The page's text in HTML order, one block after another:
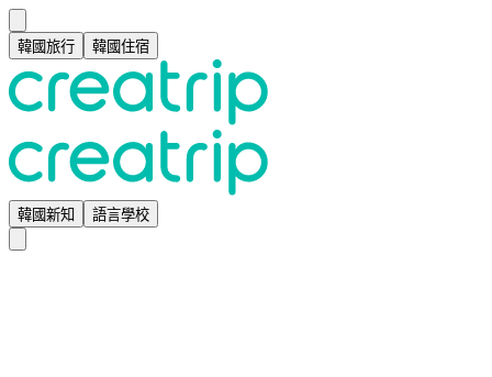
韓國旅行 韓國住宿
韓國新知 語言學校